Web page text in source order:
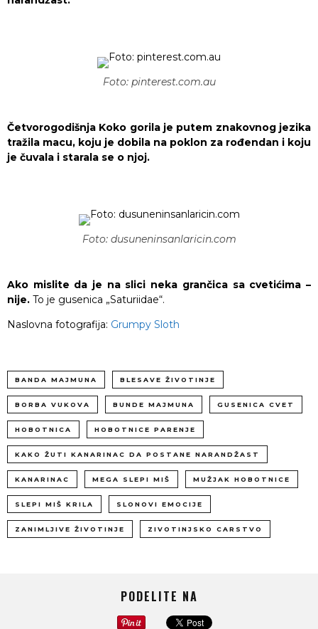
Foto: pinterest.com.au
Četvorogodišnja Koko gorila je putem znakovnog jezika
tražila macu, koju je dobila na poklon za rođendan i koju
je čuvala i starala se o njoj.
Foto: dusuneninsanlaricin.com
Ako mislite da je na slici neka grančica sa cvetićima –
nije. To je gusenica „Saturiidae“.
Naslovna fotografija: Grumpy Sloth
BANDA MAJMUNA BLESAVE ŽIVOTINJE
BORBA VUKOVA BUNDE MAJMUNA GUSENICA CVET
HOBOTNICA HOBOTNICE PARENJE
KAKO ŽUTI KANARINAC DA POSTANE NARANDŽAST
KANARINAC MEGA SLEPI MIŠ MUŽJAK HOBOTNICE
SLEPI MIŠ KRILA SLONOVI EMOCIJE
ZANIMLJIVE ŽIVOTINJE ZIVOTINJSKO CARSTVO
PODELITE NA